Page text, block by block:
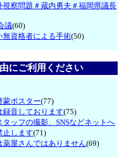
視察問題＃蔵内勇夫＃福岡県議長
議(60)
無資格者による手術(50)
にご利用ください
蒙ポスター(77)
録音しております(75)
タッフの撮影、SNSなどネットへ
止します(71)
薬屋さんではありません(69)